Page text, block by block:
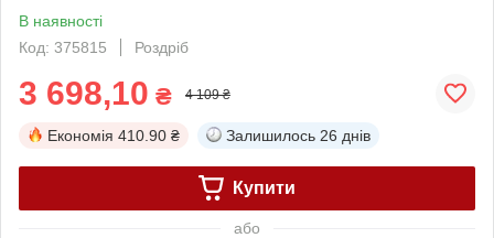
В наявності
Код: 375815
Роздріб
3 698,10 ₴ 4 109 ₴
Економія 410.90 ₴ Залишилось 26 днів
Купити
або